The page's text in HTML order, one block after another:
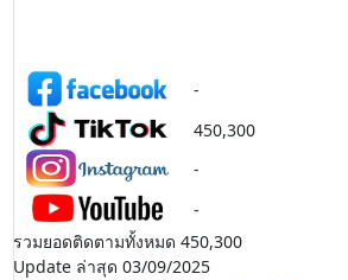
-
450,300
-
-
รวมยอดติดตามทั้งหมด 450,300
Update ล่าสุด 03/09/2025